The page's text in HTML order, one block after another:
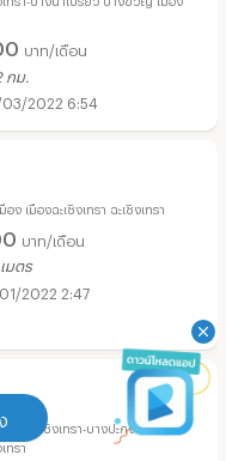
บาท/เดือน
กม.
2022 6:54
ง เมืองฉะเชิงเทรา ฉะเชิงเทรา
บาท/เดือน
มตร
2022 2:47
7 ถ.ฉะเชิงเทรา-บางปะกง หน้าเมือง
ทรา